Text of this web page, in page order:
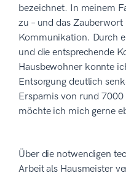
bezeichnet. In meinem
zu – und das
Kommunikation. Durch
und die entsprechende
Hausbewohner konnte
Entsorgung deutlich
Ersparnis von rund
möchte ich mich gerne
Über die notwendigen
Arbeit als Hausmeister